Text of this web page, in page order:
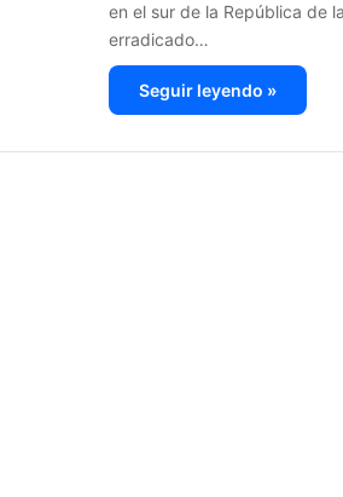
en el sur de la República de
erradicado…
Seguir leyendo »